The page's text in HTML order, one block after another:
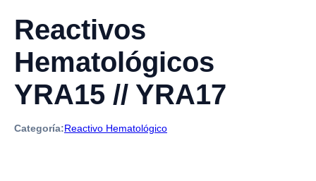
Reactivos
Hematológicos
YRA15 // YRA17
Categoría:Reactivo Hematológico